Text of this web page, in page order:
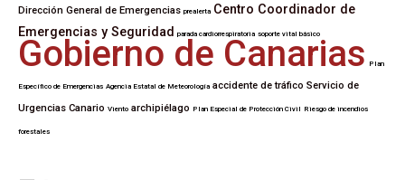
Dirección General de Emergencias prealerta Centro Coordinador de
Emergencias y Seguridad parada cardiorrespiratoria soporte vital básico
Gobierno de Canarias Plan
Específico de Emergencias Agencia Estatal de Meteorología accidente de tráfico Servicio de
Urgencias Canario Viento archipiélago Plan Especial de Protección Civil Riesgo de incendios
forestales